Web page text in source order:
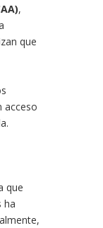
,
que
acceso
que
ha